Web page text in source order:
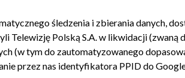
Pomoc Biuro reklamy
śledzenia i zbierania danych,
Polską S.A. w likwidacji (zwaną
(w tym do zautomatyzowanego
przez nas identyfikatora PPID do